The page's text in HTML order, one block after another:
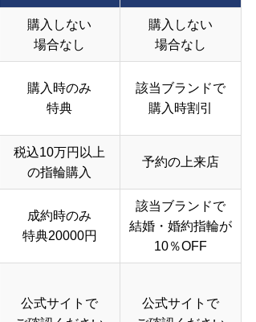
購入しない
場合なし
購入しない
場合なし
購入時のみ
特典
該当ブランドで
購入時割引
税込10万円以上
の指輪購入
予約の上来店
成約時のみ
特典20000円
該当ブランドで
結婚・婚約指輪が
10％OFF
公式サイトで
公式サイトで